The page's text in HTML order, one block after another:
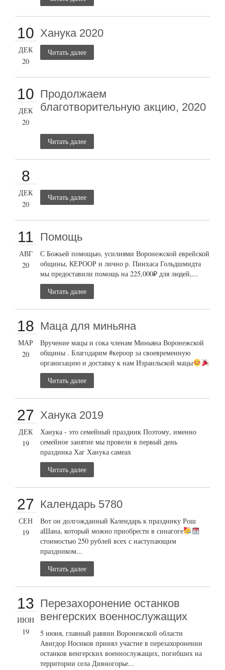
10
ДЕК
20
Ханука 2020
Читать далее
10
ДЕК
20
Продолжаем
благотворительную акцию, 2020
Читать далее
8
ДЕК
20
Читать далее
11
АВГ
20
Помощь
С Божьей помощью, усилиями Воронежской еврейской
общины, КЕРООР и лично р. Пинхаса Гольдшмидта
мы предоставили помощь на 225,000₽ для людей,...
Читать далее
18
МАР
20
Маца для миньяна
Вручение мацы и сока членам Миньяна Воронежской
общины . Благодарим #кероор за своевременную
организацию и доставку к нам Израильской мацы
Читать далее
27
ДЕК
19
Ханука 2019
Ханука - это семейный праздник Поэтому, именно
семейное занятие мы провели в первый день
праздника Хаг Ханука самеах
Читать далее
27
СЕН
19
Календарь 5780
Вот он долгожданный Календарь к празднику Рош
аШана, который можно приобрести в синагоге
стоимостью 250 рублей всех с наступающим
праздником...
Читать далее
13
ИЮН
19
Перезахоронение останков
венгерских военнослужащих
5 июня, главный раввин Воронежской области
Авигдор Носиков принял участие в перезахоронении
останков венгерских военнослужащих, погибших на
территории села Дивногорье...